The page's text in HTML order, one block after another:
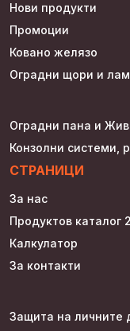
Нови продукти
Промоции
Ковано желязо
Оградни щори и
Оградни пана и
Конзолни системи,
СТРАНИЦИ
За нас
Продуктов каталог
Калкулатор
За контакти
Защита на личните